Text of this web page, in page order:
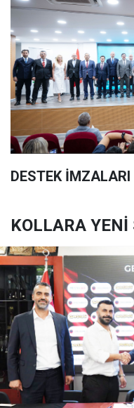
DESTEK İMZALARI
KOLLARA YENİ